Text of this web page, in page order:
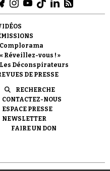
à Vera
Complorama
« Réveillez-vous ! »
Les Déconspirateurs
DE PRESSE
RECHERCHE
CONTACTEZ-NOUS
ESPACE PRESSE
NEWSLETTER
FAIRE UN DON